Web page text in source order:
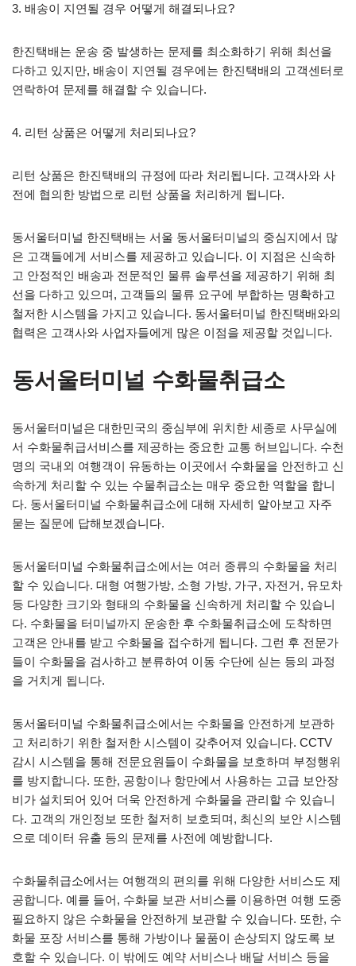
3. 배송이 지연될 경우 어떻게 해결되나요?
한진택배는 운송 중 발생하는 문제를 최소화하기 위해 최선을
다하고 있지만, 배송이 지연될 경우에는 한진택배의 고객센터로
연락하여 문제를 해결할 수 있습니다.
4. 리턴 상품은 어떻게 처리되나요?
리턴 상품은 한진택배의 규정에 따라 처리됩니다. 고객사와 사
전에 협의한 방법으로 리턴 상품을 처리하게 됩니다.
동서울터미널 한진택배는 서울 동서울터미널의 중심지에서 많
은 고객들에게 서비스를 제공하고 있습니다. 이 지점은 신속하
고 안정적인 배송과 전문적인 물류 솔루션을 제공하기 위해 최
선을 다하고 있으며, 고객들의 물류 요구에 부합하는 명확하고
철저한 시스템을 가지고 있습니다. 동서울터미널 한진택배와의
협력은 고객사와 사업자들에게 많은 이점을 제공할 것입니다.
동서울터미널 수화물취급소
동서울터미널은 대한민국의 중심부에 위치한 세종로 사무실에
서 수화물취급서비스를 제공하는 중요한 교통 허브입니다. 수천
명의 국내외 여행객이 유동하는 이곳에서 수화물을 안전하고 신
속하게 처리할 수 있는 수물취급소는 매우 중요한 역할을 합니
다. 동서울터미널 수화물취급소에 대해 자세히 알아보고 자주
묻는 질문에 답해보겠습니다.
동서울터미널 수화물취급소에서는 여러 종류의 수화물을 처리
할 수 있습니다. 대형 여행가방, 소형 가방, 가구, 자전거, 유모차
등 다양한 크기와 형태의 수화물을 신속하게 처리할 수 있습니
다. 수화물을 터미널까지 운송한 후 수화물취급소에 도착하면
고객은 안내를 받고 수화물을 접수하게 됩니다. 그런 후 전문가
들이 수화물을 검사하고 분류하여 이동 수단에 싣는 등의 과정
을 거치게 됩니다.
동서울터미널 수화물취급소에서는 수화물을 안전하게 보관하
고 처리하기 위한 철저한 시스템이 갖추어져 있습니다. CCTV
감시 시스템을 통해 전문요원들이 수화물을 보호하며 부정행위
를 방지합니다. 또한, 공항이나 항만에서 사용하는 고급 보안장
비가 설치되어 있어 더욱 안전하게 수화물을 관리할 수 있습니
다. 고객의 개인정보 또한 철저히 보호되며, 최신의 보안 시스템
으로 데이터 유출 등의 문제를 사전에 예방합니다.
수화물취급소에서는 여행객의 편의를 위해 다양한 서비스도 제
공합니다. 예를 들어, 수화물 보관 서비스를 이용하면 여행 도중
필요하지 않은 수화물을 안전하게 보관할 수 있습니다. 또한, 수
화물 포장 서비스를 통해 가방이나 물품이 손상되지 않도록 보
호할 수 있습니다. 이 밖에도 예약 서비스나 배달 서비스 등을